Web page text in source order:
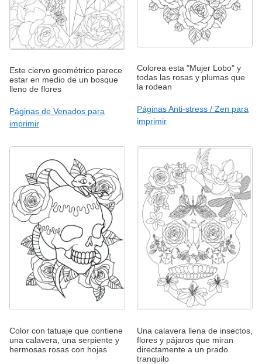
Este ciervo geométrico parece
estar en medio de un bosque
lleno de flores
Páginas de Venados para
imprimir
Colorea esta "Mujer Lobo" y
todas las rosas y plumas que
la rodean
Páginas Anti-stress / Zen para
imprimir
Color con tatuaje que contiene
una calavera, una serpiente y
hermosas rosas con hojas
Una calavera llena de insectos,
flores y pájaros que miran
directamente a un prado
tranquilo